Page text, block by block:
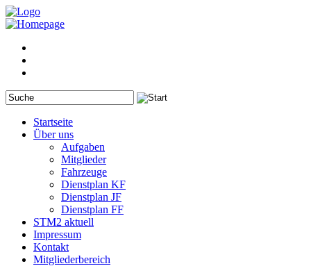
Startseite
Über uns
Aufgaben
Mitglieder
Fahrzeuge
Dienstplan KF
Dienstplan JF
Dienstplan FF
STM2 aktuell
Impressum
Kontakt
Mitgliederbereich